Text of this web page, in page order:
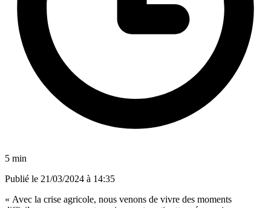
5 min
Publié le 21/03/2024 à 14:35
« Avec la crise agricole, nous venons de vivre des moments